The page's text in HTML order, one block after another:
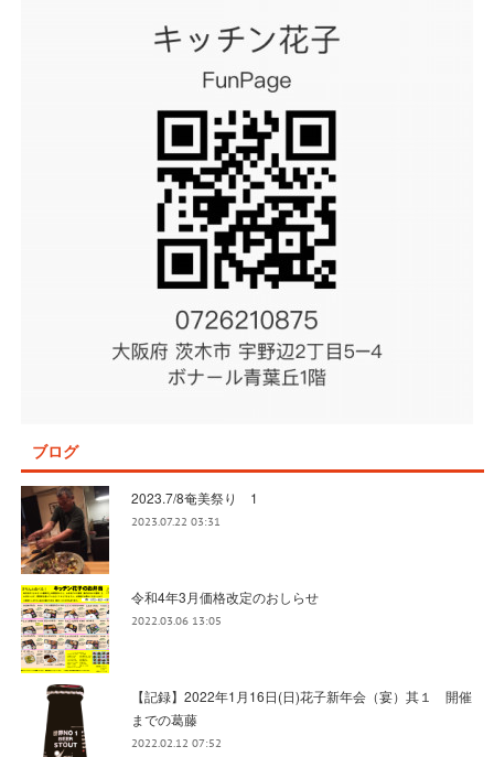
ブログ
2023.7/8奄美祭り 1
2023.07.22 03:31
令和4年3月価格改定のおしらせ
2022.03.06 13:05
【記録】2022年1月16日(日)花子新年会（宴）其１ 開催
までの葛藤
2022.02.12 07:52